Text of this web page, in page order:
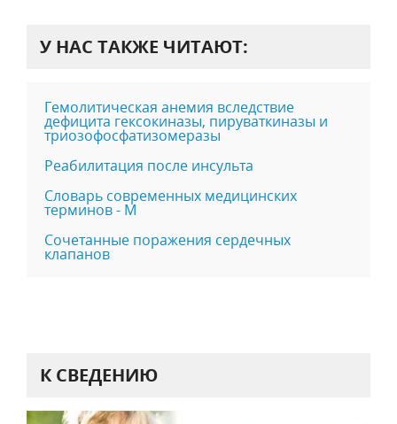
У НАС ТАКЖЕ ЧИТАЮТ:
Гемолитическая анемия вследствие
дефицита гексокиназы, пируваткиназы и
триозофосфатизомеразы
Реабилитация после инсульта
Словарь современных медицинских
терминов - М
Сочетанные поражения сердечных
клапанов
К СВЕДЕНИЮ